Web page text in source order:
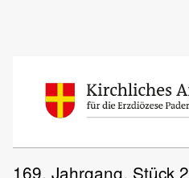
169. Jahrgang, Stück 2